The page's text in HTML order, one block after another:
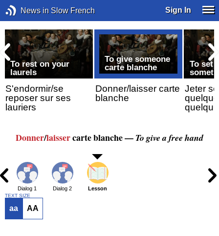
News in Slow French Sign In
To rest on your
laurels
S'endormir/se
reposer sur ses
lauriers
To give someone
carte blanche
Donner/laisser carte
blanche
To set
Jeter
Donner/laissercarte blanche — To give a free hand
Dialog 1 Dialog 2 Lesson
TEXT SIZE
aa AA